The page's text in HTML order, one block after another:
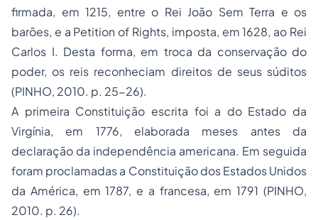
firmada, em 1215, entre o Rei João Sem Terra e os
barões, e a Petition of Rights, imposta, em 1628, ao Rei
Carlos I. Desta forma, em troca da conservação do
poder, os reis reconheciam direitos de seus súditos
(PINHO, 2010. p. 25-26).
A primeira Constituição escrita foi a do Estado da
Virgínia, em 1776, elaborada meses antes da
declaração da independência americana. Em seguida
foram proclamadas a Constituição dos Estados Unidos
da América, em 1787, e a francesa, em 1791 (PINHO,
2010. p. 26).